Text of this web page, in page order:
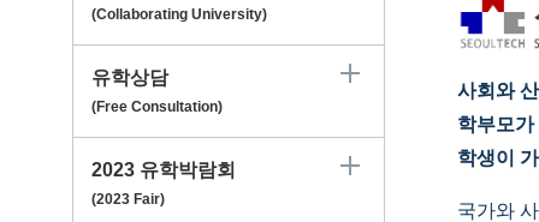
(Collaborating University)
유학상담
(Free Consultation)
2023 유학박람회
(2023 Fair)
사회와
학부모
학생이
국가와